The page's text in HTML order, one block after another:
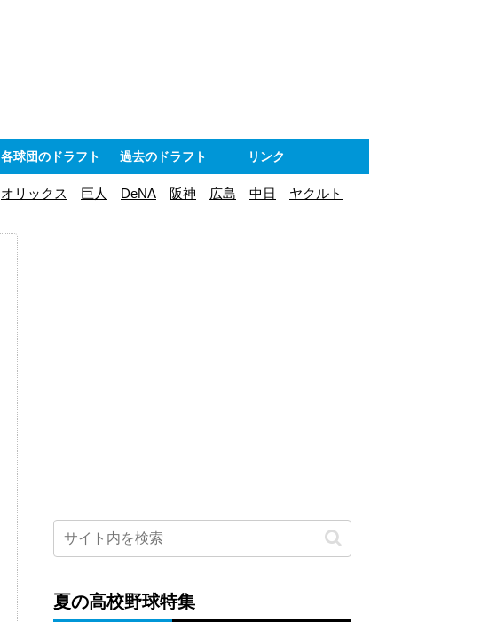
各球団のドラフト 過去のドラフト リンク
オリックス 巨人 DeNA 阪神 広島 中日 ヤクルト
夏の高校野球特集